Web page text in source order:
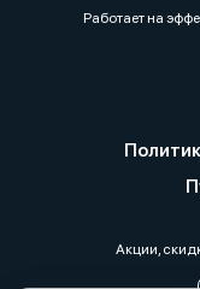
Работает на
Акции,